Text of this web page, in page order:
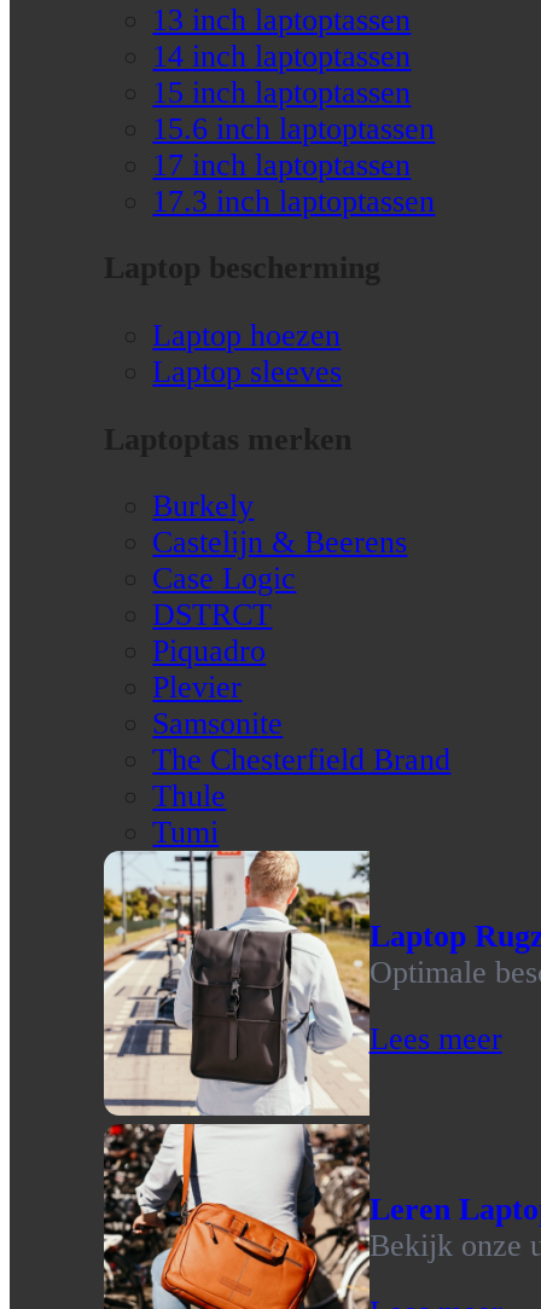
13 inch laptoptassen
14 inch laptoptassen
15 inch laptoptassen
15.6 inch laptoptassen
17 inch laptoptassen
17.3 inch laptoptassen
Laptop bescherming
Laptop hoezen
Laptop sleeves
Laptoptas merken
Burkely
Castelijn & Beerens
Case Logic
DSTRCT
Piquadro
Plevier
Samsonite
The Chesterfield Brand
Thule
Tumi
Laptop
Optimale
Lees meer
Leren
Bekijk onze